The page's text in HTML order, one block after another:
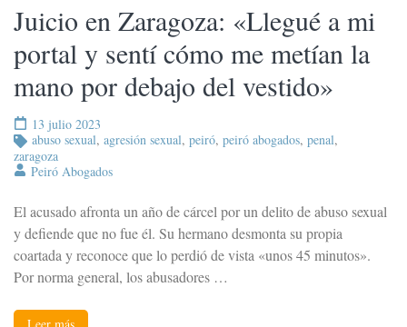
Juicio en Zaragoza: «Llegué a mi
portal y sentí cómo me metían la
mano por debajo del vestido»
13 julio 2023
abuso sexual, agresión sexual, peiró, peiró abogados, penal,
zaragoza
Peiró Abogados
El acusado afronta un año de cárcel por un delito de abuso sexual
y defiende que no fue él. Su hermano desmonta su propia
coartada y reconoce que lo perdió de vista «unos 45 minutos».
Por norma general, los abusadores …